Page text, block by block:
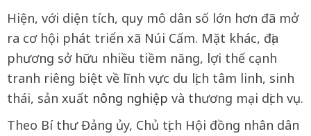
Hiện, với diện tích, quy mô dân số lớn hơn đã mở
ra cơ hội phát triển xã Núi Cấm. Mặt khác, địa
phương sở hữu nhiều tiềm năng, lợi thế cạnh
tranh riêng biệt về lĩnh vực du lịch tâm linh, sinh
thái, sản xuất nông nghiệp và thương mại dịch vụ.
Theo Bí thư Đảng ủy, Chủ tịch Hội đồng nhân dân